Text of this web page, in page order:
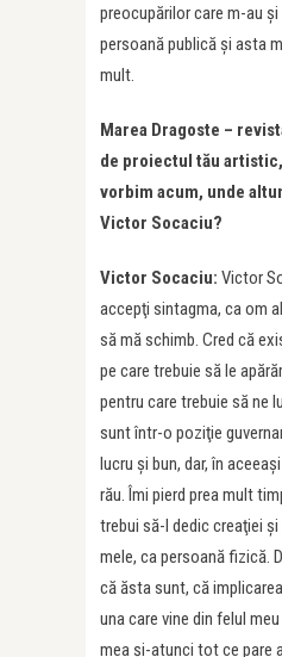
preocupărilor care m-au
persoană publică şi asta
mult.
Marea Dragoste –
de proiectul tău
vorbim acum, unde
Victor Socaciu?
Victor Socaciu: Victor
accepţi sintagma, ca om
să mă schimb. Cred că
pe care trebuie să le
pentru care trebuie să ne
sunt într-o poziţie
lucru şi bun, dar, în
rău. Îmi pierd prea mult
trebui să-l dedic creaţiei
mele, ca persoană fizică.
că ăsta sunt, că
una care vine din felul
mea şi-atunci tot ce pare